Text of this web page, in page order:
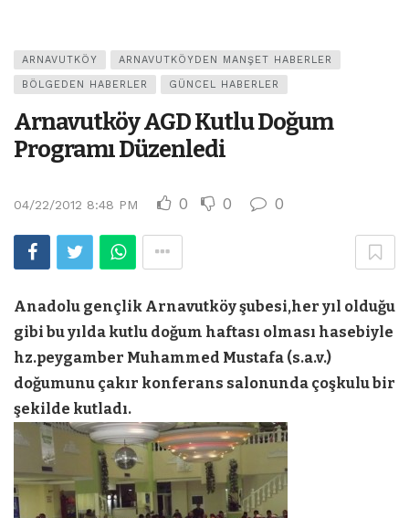
ARNAVUTKÖY ARNAVUTKÖYDEN MANŞET HABERLER
BÖLGEDEN HABERLER GÜNCEL HABERLER
Arnavutköy AGD Kutlu Doğum
Programı Düzenledi
04/22/2012 8:48 PM 0 0 0
Anadolu gençlik Arnavutköy şubesi,her yıl olduğu
gibi bu yılda kutlu doğum haftası olması hasebiyle
hz.peygamber Muhammed Mustafa (s.a.v.)
doğumunu çakır konferans salonunda çoşkulu bir
şekilde kutladı.